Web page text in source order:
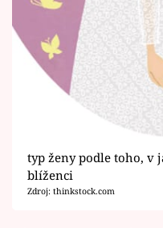
typ ženy podle toho, v
blíženci
Zdroj: thinkstock.com